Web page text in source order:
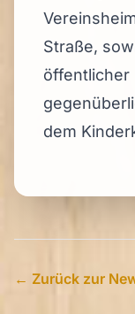
Straße,
öffentlicher
dem
← Zurück zur